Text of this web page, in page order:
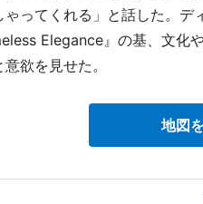
ってくれる」と話した。
Elegance』の基、文化
欲を見せた。
地図